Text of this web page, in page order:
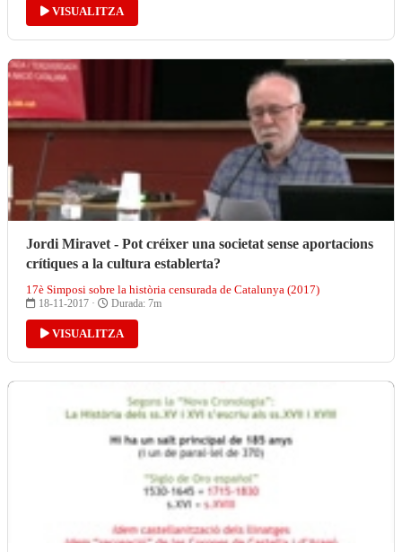
VISUALITZA
Jordi Miravet - Pot créixer una societat sense aportacions
crítiques a la cultura establerta?
17è Simposi sobre la història censurada de Catalunya (2017)
18-11-2017 · Durada: 7m
VISUALITZA